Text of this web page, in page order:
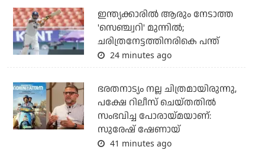
ഇന്ത്യക്കാരില്‍ ആരും നേടാത്ത
'സെഞ്ച്വറി' മുന്നില്‍;
ചരിത്രനേട്ടത്തിനരികെ പന്ത്
24 minutes ago
ഭരതനാട്യം നല്ല ചിത്രമായിരുന്നു,
പക്ഷേ റിലീസ് ചെയ്തതില്‍
സംഭവിച്ച പോരായ്മയാണ്:
സുരേഷ് ഷേണായ്
41 minutes ago